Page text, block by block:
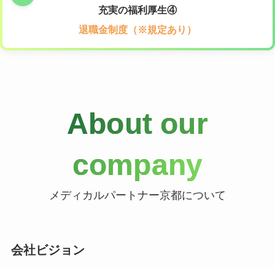
充実の福利厚生④
退職金制度（※規定あり）
About our
company
メディカルパートナー京都について
会社ビジョン